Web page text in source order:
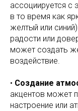
ассоциируется с
в то время как
желтый или
радости или
может создать
воздействие.
• Создание
акцентов может
настроение или